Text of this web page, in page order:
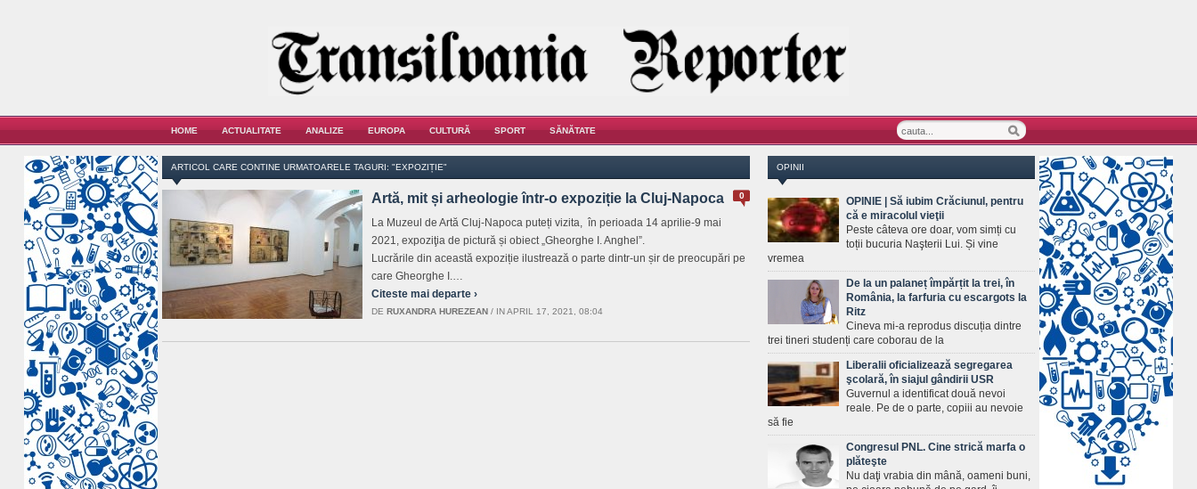
HOME ACTUALITATE ANALIZE EUROPA CULTURĂ SPORT SĂNĂTATE
ARTICOL CARE CONTINE URMATOARELE TAGURI: "EXPOZIȚIE"
0
Artă, mit și arheologie într-o expoziție la Cluj-Napoca
La Muzeul de Artă Cluj-Napoca puteți vizita, în perioada 14 aprilie-9 mai
2021, expoziţia de pictură și obiect „Gheorghe I. Anghel”.
Lucrările din această expoziție ilustrează o parte dintr-un șir de preocupări pe
care Gheorghe I.…
Citeste mai departe ›
DE RUXANDRA HUREZEAN / IN APRIL 17, 2021, 08:04
OPINII
OPINIE | Să iubim Crăciunul, pentru
că e miracolul vieţii
Peste câteva ore doar, vom simți cu
toții bucuria Naşterii Lui. Și vine
vremea
De la un palaneț împărțit la trei, în
România, la farfuria cu escargots la
Ritz
Cineva mi-a reprodus discuția dintre
trei tineri studenți care coborau de la
Liberalii oficializează segregarea
şcolară, în siajul gândirii USR
Guvernul a identificat două nevoi
reale. Pe de o parte, copiii au nevoie
să fie
Congresul PNL. Cine strică marfa o
plăteşte
Nu daţi vrabia din mână, oameni buni,